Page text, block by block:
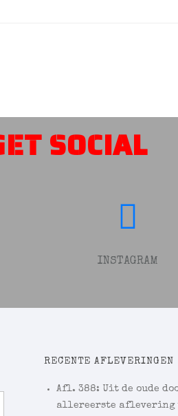
SOCIAL
INSTAGRAM
RECENTE AFLEVERINGEN
Afl. 388: Uit de oude
allereerste aflevering